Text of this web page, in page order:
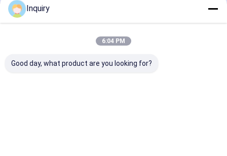
अनुशंसित उत्पाद
Inquiry
6:04 PM
Good day, what product are you looking for?